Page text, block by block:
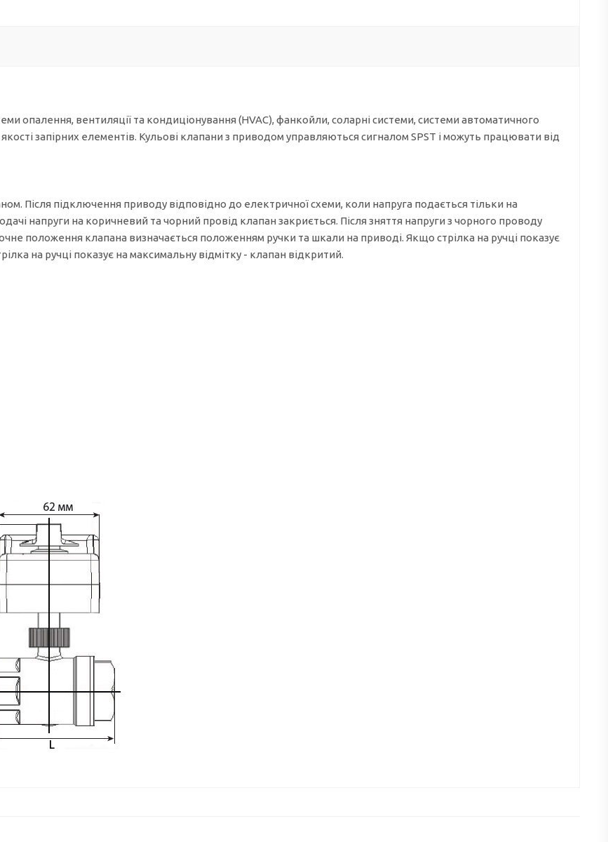
опалення, вентиляції та кондиціонування (HVAC), фанкойли, соларні системи, системи автоматичного
запірних елементів. Кульові клапани з приводом управляються сигналом SPST і можуть працювати від
Після підключення приводу відповідно до електричної схеми, коли напруга подається тільки на
напруги на коричневий та чорний провід клапан закриється. Після зняття напруги з чорного проводу
положення клапана визначається положенням ручки та шкали на приводі. Якщо стрілка на ручці показує
на ручці показує на максимальну відмітку - клапан відкритий.